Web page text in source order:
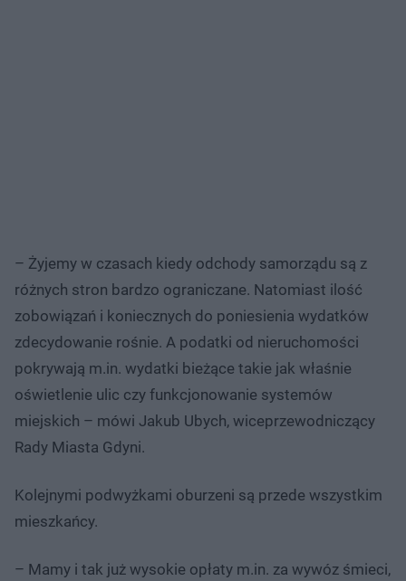
– Żyjemy w czasach kiedy odchody samorządu są z
różnych stron bardzo ograniczane. Natomiast ilość
zobowiązań i koniecznych do poniesienia wydatków
zdecydowanie rośnie. A podatki od nieruchomości
pokrywają m.in. wydatki bieżące takie jak właśnie
oświetlenie ulic czy funkcjonowanie systemów
miejskich – mówi Jakub Ubych, wiceprzewodniczący
Rady Miasta Gdyni.
Kolejnymi podwyżkami oburzeni są przede wszystkim
mieszkańcy.
– Mamy i tak już wysokie opłaty m.in. za wywóz śmieci,